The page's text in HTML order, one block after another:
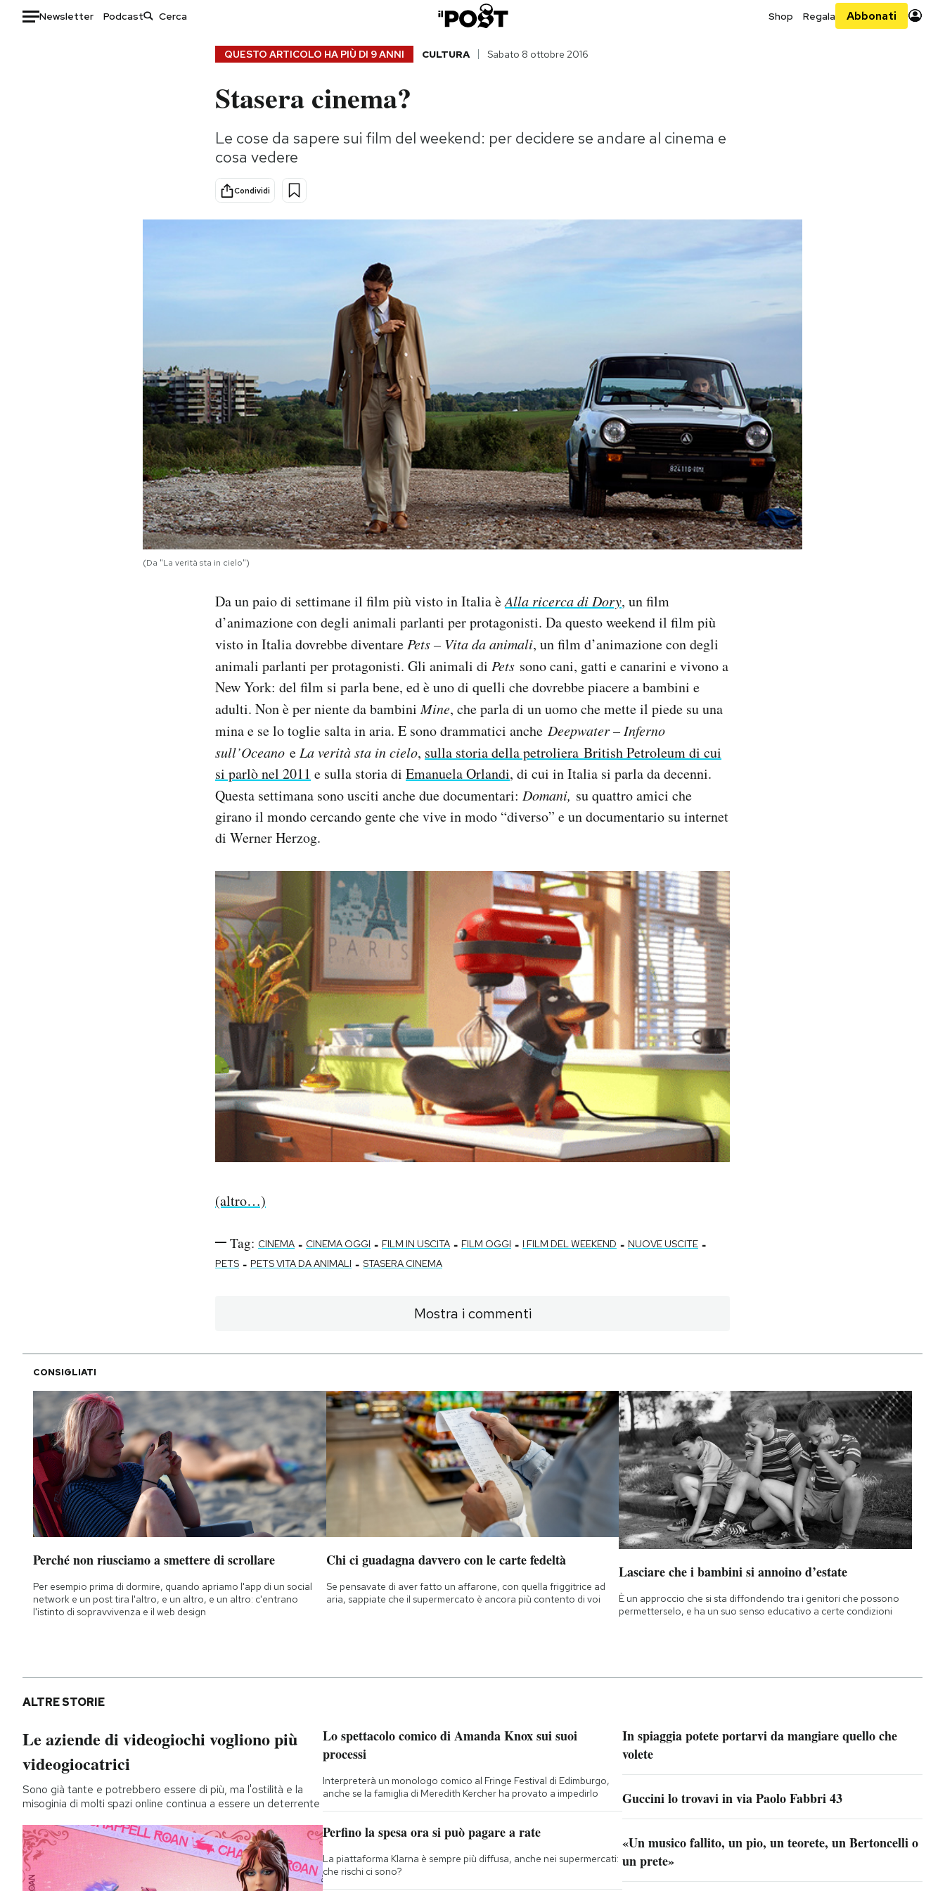
Newsletter Podcast Shop Regala Abbonati
Consumismi
Storie/Idee
Ok Boomer!
Media
QUESTO ARTICOLO HA PIÙ DI 9 ANNI CULTURA Sabato 8 ottobre 2016
Stasera cinema?
Le cose da sapere sui film del weekend: per decidere se andare al cinema e
cosa vedere
Condividi
(Da "La verità sta in cielo")
Da un paio di settimane il film più visto in Italia èAlla ricerca di Dory, un film
d’animazione con degli animali parlanti per protagonisti. Da questo weekend il film più
visto in Italia dovrebbe diventarePets – Vita da animali, un film d’animazione con degli
animali parlanti per protagonisti. Gli animali di Pets sono cani, gatti e canarini e vivono a
New York: del film si parla bene, ed è uno di quelli che dovrebbe piacere a bambini e
adulti. Non è per niente da bambiniMine, che parla di un uomo che mette il piede su una
mina e se lo toglie salta in aria. E sono drammatici anche Deepwater – Inferno
sull’Oceano eLa verità sta in cielo, sulla storia della petroliera British Petroleum di cui
si parlò nel 2011 e sulla storia di Emanuela Orlandi, di cui in Italia si parla da decenni.
Questa settimana sono usciti anche due documentari: Domani, su quattro amici che
girano il mondo cercando gente che vive in modo “diverso” e un documentario su internet
di Werner Herzog.
(altro…)
Tag: CINEMA - CINEMA OGGI - FILM IN USCITA - FILM OGGI - I FILM DEL WEEKEND - NUOVE USCITE -
PETS - PETS VITA DA ANIMALI - STASERA CINEMA
Mostra i commenti
CONSIGLIATI
Perché non riusciamo a smettere di scrollare
Per esempio prima di dormire, quando apriamo l'app di un social
network e un post tira l'altro, e un altro, e un altro: c'entrano
l'istinto di sopravvivenza e il web design
Chi ci guadagna davvero con le carte fedeltà
Se pensavate di aver fatto un affarone, con quella friggitrice ad
aria, sappiate che il supermercato è ancora più contento di voi
Lasciare che i bambini si annoino d’estate
È un approccio che si sta diffondendo tra i genitori che possono
permetterselo, e ha un suo senso educativo a certe condizioni
ALTRE STORIE
Le aziende di videogiochi vogliono più
videogiocatrici
Sono già tante e potrebbero essere di più, ma l'ostilità e la
misoginia di molti spazi online continua a essere un deterrente
Lo spettacolo comico di Amanda Knox sui suoi
processi
Interpreterà un monologo comico al Fringe Festival di Edimburgo,
anche se la famiglia di Meredith Kercher ha provato a impedirlo
Perfino la spesa ora si può pagare a rate
La piattaforma Klarna è sempre più diffusa, anche nei supermercati:
che rischi ci sono?
In spiaggia potete portarvi da mangiare quello che
volete
Guccini lo trovavi in via Paolo Fabbri 43
«Un musico fallito, un pio, un teorete, un Bertoncelli o
un prete»